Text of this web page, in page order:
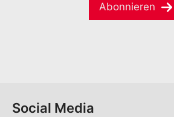
Abonnieren
Social Media